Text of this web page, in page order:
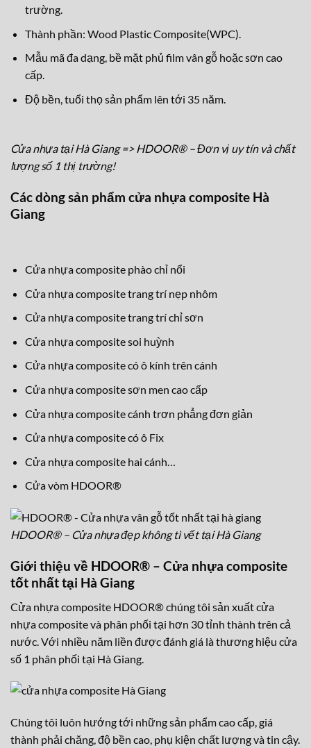
trường.
Thành phần: Wood Plastic Composite(WPC).
Mẫu mã đa dạng, bề mặt phủ film vân gỗ hoặc sơn cao
cấp.
Độ bền, tuổi thọ sản phẩm lên tới 35 năm.
Cửa nhựa tại Hà Giang => HDOOR® – Đơn vị uy tín và chất
lượng số 1 thị trường!
Các dòng sản phẩm cửa nhựa composite Hà
Giang
Cửa nhựa composite phào chỉ nổi
Cửa nhựa composite trang trí nẹp nhôm
Cửa nhựa composite trang trí chỉ sơn
Cửa nhựa composite soi huỳnh
Cửa nhựa composite có ô kính trên cánh
Cửa nhựa composite sơn men cao cấp
Cửa nhựa composite cánh trơn phẳng đơn giản
Cửa nhựa composite có ô Fix
Cửa nhựa composite hai cánh…
Cửa vòm HDOOR®
HDOOR® – Cửa nhựa đẹp không tì vết tại Hà Giang
Giới thiệu về HDOOR® – Cửa nhựa composite
tốt nhất tại Hà Giang
Cửa nhựa composite HDOOR® chúng tôi sản xuất cửa
nhựa composite và phân phối tại hơn 30 tỉnh thành trên cả
nước. Với nhiều năm liền được đánh giá là thương hiệu cửa
số 1 phân phối tại Hà Giang.
Chúng tôi luôn hướng tới những sản phẩm cao cấp, giá
thành phải chăng, độ bền cao, phụ kiện chất lượng và tin cậy.